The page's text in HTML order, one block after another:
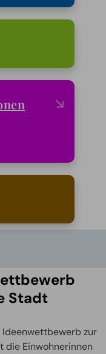
Stadt
zur
die Einwohnerinnen